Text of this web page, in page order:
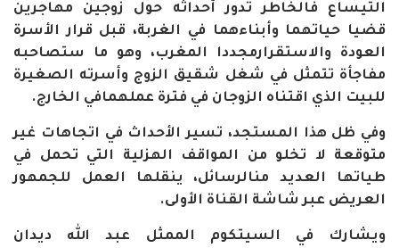
التيساع فالخاطر تدور أحداثه حول زوجين
مهاجرين
قضيا حياتهما وأبناءهما في الغربة، قبل قرار الأسرة
العودة
والاستقرارمجددا المغرب، وهو ما
ستصاحبه
مفاجأة تتمثل في شغل شقيق الزوج وأسرته الصغيرة
للبيت الذي اقتناه الزوجان في فترة عملهمافي الخارج.
وفي ظل هذا المستجد، تسير الأحداث في اتجاهات غير
متوقعة
لا تخلو من المواقف الهزلية التي تحمل
في
طياتها
العديد منالرسائل، ينقلها العمل
للجمهور
العريض عبر شاشة القناة الأولى.
ويشارك في السيتكوم الممثل عبد الله
ديدان